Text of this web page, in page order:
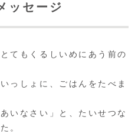
ッセージ
てもくるしいめにあう前の
っしょに、ごはんをたべま
いなさい」と、たいせつな
。